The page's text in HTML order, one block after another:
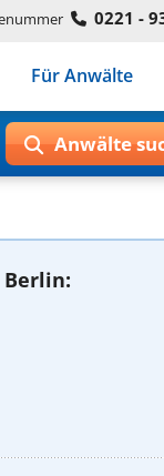
0221 -
Für Anwälte